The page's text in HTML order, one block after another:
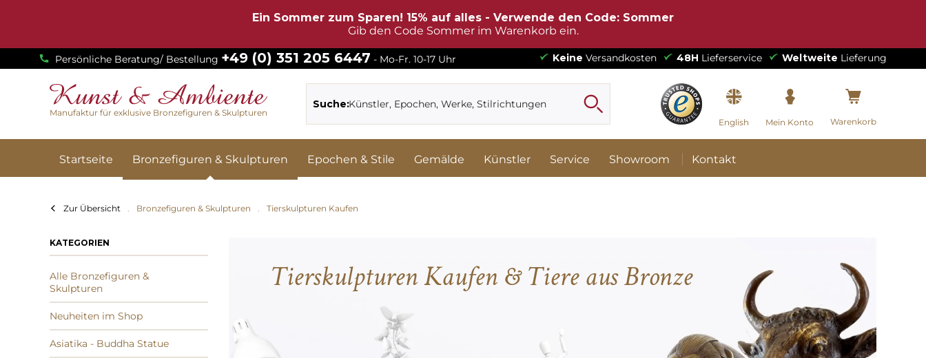
Ein Sommer zum Sparen! 15% auf alles - Verwende den Code: Sommer
Gib den Code Sommer im Warenkorb ein.
Persönliche Beratung/ Bestellung +49 (0) 351 205 6447 - Mo-Fr. 10-17 Uhr Keine Versandkosten 48H Lieferservice Weltweite Lieferung
Manufaktur für exklusive Bronzefiguren & Skulpturen
Suche:
English Mein Konto Warenkorb
Startseite Bronzefiguren & Skulpturen Epochen & Stile Gemälde Künstler Service Showroom Kontakt
Zur Übersicht Bronzefiguren & Skulpturen Tierskulpturen Kaufen
KATEGORIEN
Alle Bronzefiguren &
Skulpturen
Neuheiten im Shop
Asiatika - Buddha Statue
Tierskulpturen Kaufen & Tiere aus Bronze